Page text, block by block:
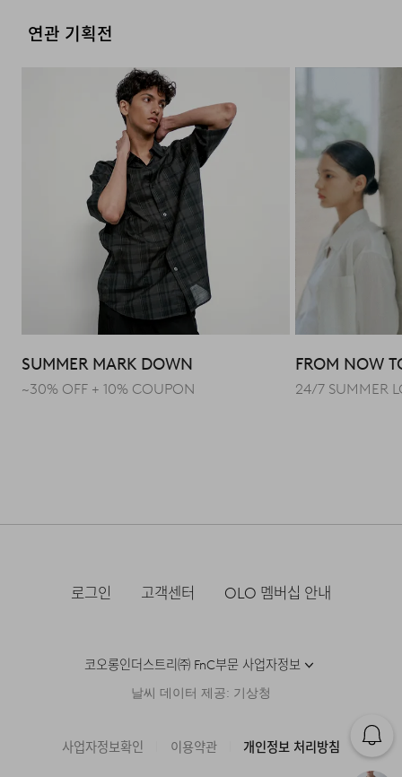
프리미엄 천연 자개 단추
자연스럽게 안착되는 최적의 니트
텐션
Q : 일반 면 니트와 수피마 코튼(SUPIMA COTTON)
니트의 차이점은 무엇인가요?
A : 수피마 코튼은 일반 면보다 섬유 길이가 길고 균일한
고급 원사입니다. 덕분에 훨씬 부드러운 터치감을 느끼실 수
있으며, 내구성이 뛰어나 보풀 발생이 적고 오랫동안 정돈된
한여름까지도 부담 없이 착용할 수 있는 적절한 두께감과
연관 기획전
SUMMER MARK DOWN
~30% OFF + 10% COUPON
FROM NOW
24/7 SUMMER
로그인 고객센터 OLO 멤버십 안내
코오롱인더스트리㈜ FnC부문 사업자정보
날씨 데이터 제공: 기상청
사업자정보확인 이용약관 개인정보 처리방침